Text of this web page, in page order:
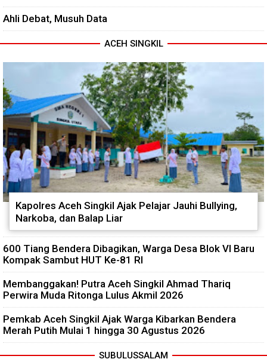
Ahli Debat, Musuh Data
ACEH SINGKIL
Kapolres Aceh Singkil Ajak Pelajar Jauhi Bullying,
Narkoba, dan Balap Liar
600 Tiang Bendera Dibagikan, Warga Desa Blok VI Baru
Kompak Sambut HUT Ke-81 RI
Membanggakan! Putra Aceh Singkil Ahmad Thariq
Perwira Muda Ritonga Lulus Akmil 2026
Pemkab Aceh Singkil Ajak Warga Kibarkan Bendera
Merah Putih Mulai 1 hingga 30 Agustus 2026
SUBULUSSALAM